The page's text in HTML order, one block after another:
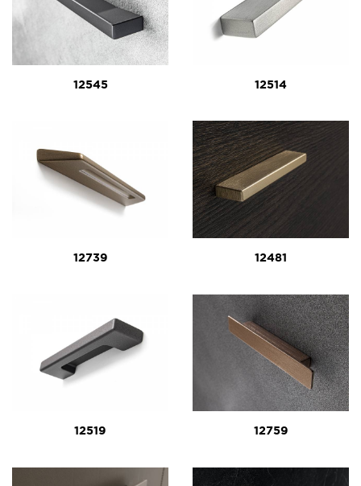
12545 12514
12739 12481
12519 12759